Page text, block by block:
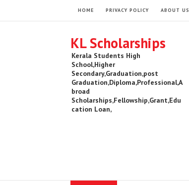
HOME PRIVACY POLICY ABOUT US
KL Scholarships
Kerala Students High
School,Higher
Secondary,Graduation,post
Graduation,Diploma,Professional,A
broad
Scholarships,Fellowship,Grant,Edu
cation Loan,